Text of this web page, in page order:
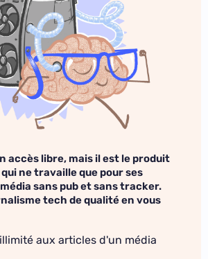
accès libre, mais il est le produit
ne travaille que pour ses
sans pub et sans tracker.
tech de qualité en vous
aux articles d'un média